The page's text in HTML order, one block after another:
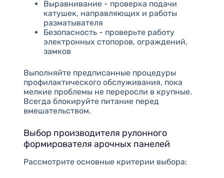
Выравнивание - проверка подачи
катушек, направляющих и работы
разматывателя
Безопасность - проверьте работу
электронных стопоров, ограждений,
замков
Выполняйте предписанные процедуры
профилактического обслуживания, пока
мелкие проблемы не переросли в крупные.
Всегда блокируйте питание перед
вмешательством.
Выбор производителя рулонного
формирователя арочных панелей
Рассмотрите основные критерии выбора: